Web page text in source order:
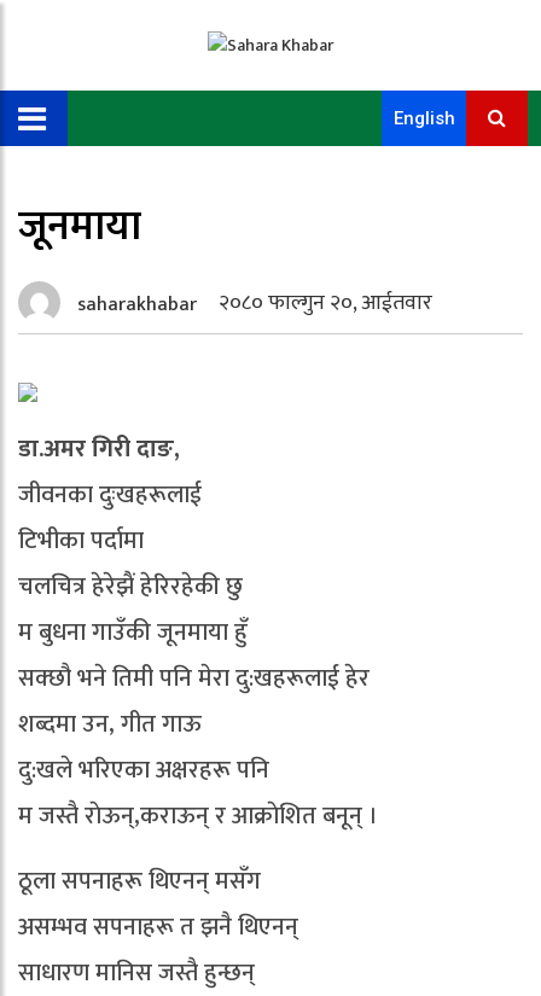
English
जूनमाया
saharakhabar २०८० फाल्गुन २०, आईतवार
डा.अमर गिरी दाङ,
जीवनका दुःखहरूलाई
टिभीका पर्दामा
चलचित्र हेरेझैं हेरिरहेकी छु
म बुधना गाउँकी जूनमाया हुँ
सक्छौ भने तिमी पनि मेरा दु:खहरूलाई हेर
शब्दमा उन, गीत गाऊ
दु:खले भरिएका अक्षरहरू पनि
म जस्तै राेऊन्,कराऊन् र आक्राेशित बनून् ।
ठूला सपनाहरू थिएनन् मसँग
असम्भव सपनाहरू त झनै थिएनन्
साधारण मानिस जस्तै हुन्छन्